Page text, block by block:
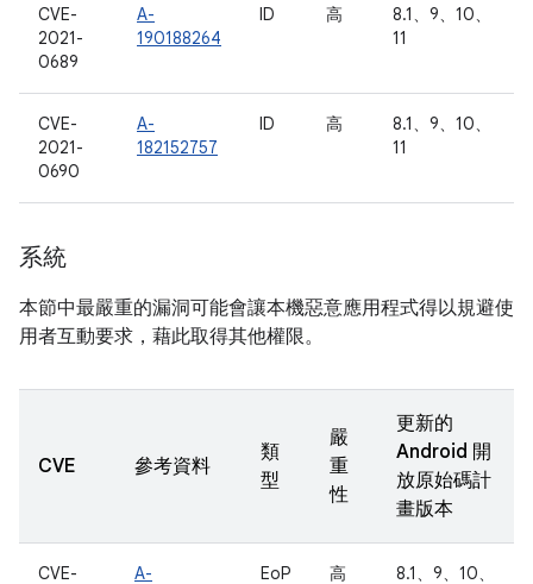
CVE-
2021-
0689
A-
190188264
ID 高
8.1、9、10、
11
CVE-
2021-
0690
A-
182152757
ID 高
8.1、9、10、
11
系統
本節中最嚴重的漏洞可能會讓本機惡意應用程式得以規避使
用者互動要求，藉此取得其他權限。
CVE 參考資料
類
型
嚴
重
性
更新的
Android 開
放原始碼計
畫版本
CVE-
A-
EoP 高
8.1、9、10、